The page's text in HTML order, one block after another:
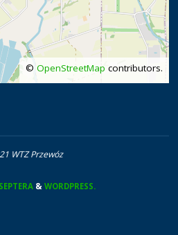
© OpenStreetMap contributors.
WTZ Przewóz
SEPTERA & WORDPRESS.